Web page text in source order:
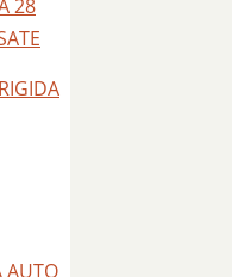
28
AUTO